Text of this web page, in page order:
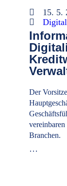
15. 5.
Der
Branchen.
…